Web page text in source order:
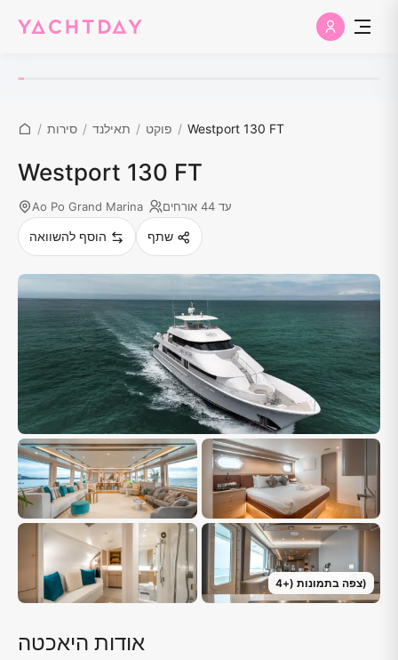
/ סירות / תאילנד / פוקט / Westport 130 FT
Westport 130 FT
Ao Po Grand Marina עד 44 אורחים
הוסף להשוואה שתף
צפה בתמונות (+
4 )
אודות היאכטה